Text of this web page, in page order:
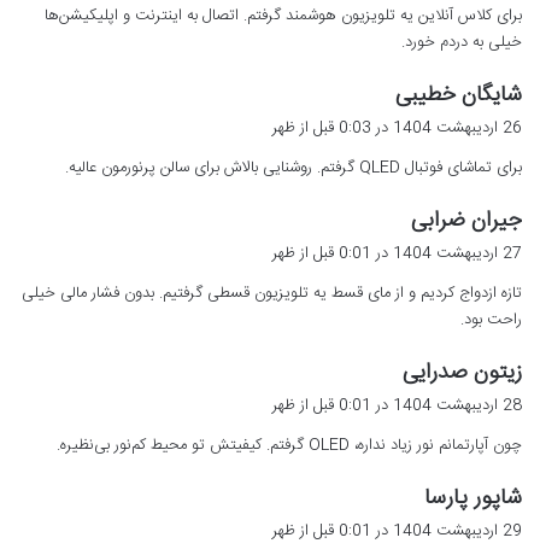
برای کلاس آنلاین یه تلویزیون هوشمند گرفتم. اتصال به اینترنت و اپلیکیشن‌ها
خیلی به دردم خورد.
شایگان خطیبی
ف
:
26 اردیبهشت 1404 در 0:03 قبل از ظهر
برای تماشای فوتبال QLED گرفتم. روشنایی بالاش برای سالن پرنورمون عالیه.
جیران ضرابی
ف
:
27 اردیبهشت 1404 در 0:01 قبل از ظهر
تازه ازدواج کردیم و از مای قسط یه تلویزیون قسطی گرفتیم. بدون فشار مالی خیلی
راحت بود.
زیتون صدرایی
ف
:
28 اردیبهشت 1404 در 0:01 قبل از ظهر
چون آپارتمانم نور زیاد نداره، OLED گرفتم. کیفیتش تو محیط کم‌نور بی‌نظیره.
شاپور پارسا
ف
29 اردیبهشت 1404 در 0:01 قبل از ظهر